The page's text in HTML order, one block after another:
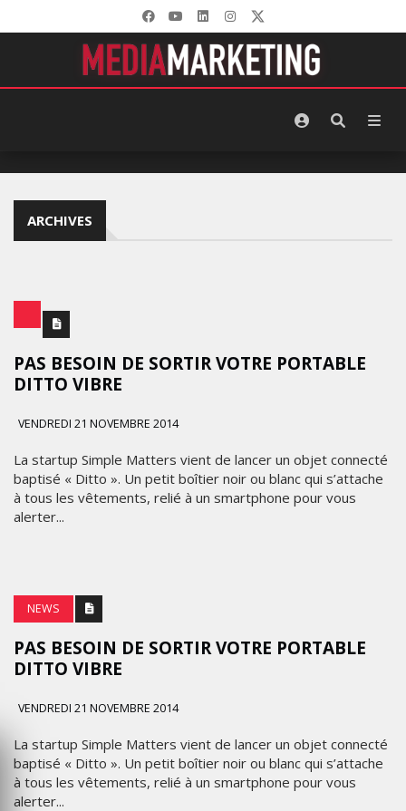
ARCHIVES
PAS BESOIN DE SORTIR VOTRE PORTABLE
DITTO VIBRE
VENDREDI 21 NOVEMBRE 2014
La startup Simple Matters vient de lancer un objet connecté
baptisé « Ditto ». Un petit boîtier noir ou blanc qui s’attache
à tous les vêtements, relié à un smartphone pour vous
alerter...
NEWS
PAS BESOIN DE SORTIR VOTRE PORTABLE
DITTO VIBRE
VENDREDI 21 NOVEMBRE 2014
La startup Simple Matters vient de lancer un objet connecté
baptisé « Ditto ». Un petit boîtier noir ou blanc qui s’attache
à tous les vêtements, relié à un smartphone pour vous
alerter...